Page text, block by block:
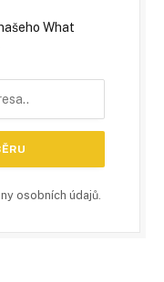
What
osobních údajů